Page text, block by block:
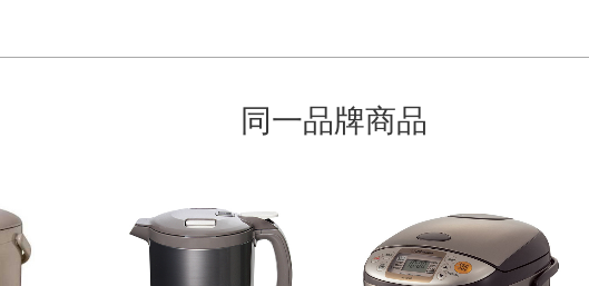
同一品牌商品